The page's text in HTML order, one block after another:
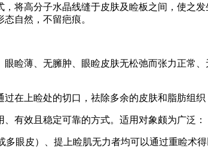
将高分子水晶线缝于皮肤及睑板之间，使之
自然，不留疤痕。
睑薄、无臃肿、眼睑皮肤无松弛而张力正常
在上睑处的切口，祛除多余的皮肤和脂肪组
有效且稳定可靠的方式。适用对象颇为广泛：
眼皮）、提上睑肌无力者均可以通过重睑术得